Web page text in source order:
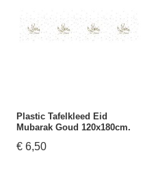
Plastic Tafelkleed Eid
Mubarak Goud 120x180cm.
€ 6,50